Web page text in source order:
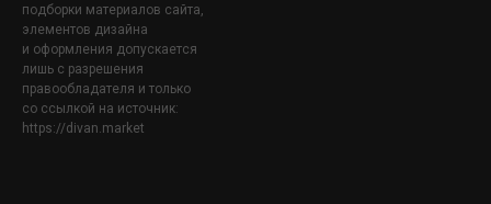
подборки материалов сайта,
элементов дизайна
и оформления допускается
лишь с разрешения
правообладателя и только
со ссылкой на источник:
https://divan.market